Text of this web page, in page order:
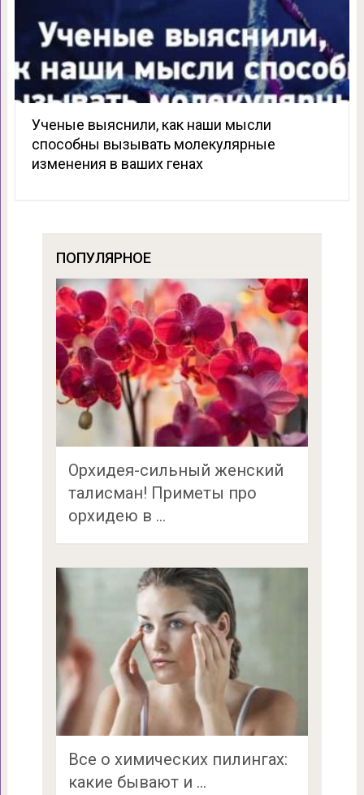
Ученые выяснили, как наши мысли
способны вызывать молекулярные
изменения в ваших генах
ПОПУЛЯРНОЕ
Орхидея-сильный женский
талисман! Приметы про
орхидею в …
Все о химических пилингах:
какие бывают и …